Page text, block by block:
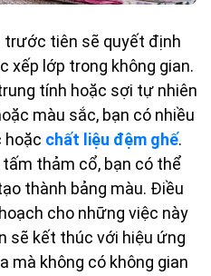
trước tiên sẽ quyết định
xếp lớp trong không gian.
tính hoặc sợi tự nhiên
màu sắc, bạn có nhiều
hoặc chất liệu đệm ghế.
thảm cổ, bạn có thể
thành bảng màu. Điều
cho những việc này
sẽ kết thúc với hiệu ứng
mà không có không gian